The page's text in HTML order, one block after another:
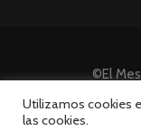
©El
Utilizamos cookies
las cookies.